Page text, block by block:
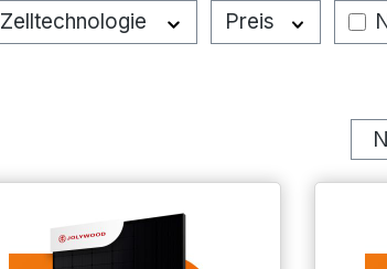
Zelltechnologie Preis